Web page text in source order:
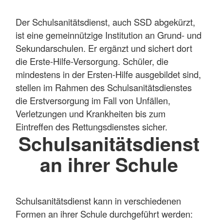
Der Schulsanitätsdienst, auch SSD abgekürzt,
ist eine gemeinnützige Institution an Grund- und
Sekundarschulen. Er ergänzt und sichert dort
die Erste-Hilfe-Versorgung. Schüler, die
mindestens in der Ersten-Hilfe ausgebildet sind,
stellen im Rahmen des Schulsanitätsdienstes
die Erstversorgung im Fall von Unfällen,
Verletzungen und Krankheiten bis zum
Eintreffen des Rettungsdienstes sicher.
Schulsanitätsdienst
an ihrer Schule
Schulsanitätsdienst kann in verschiedenen
Formen an ihrer Schule durchgeführt werden: